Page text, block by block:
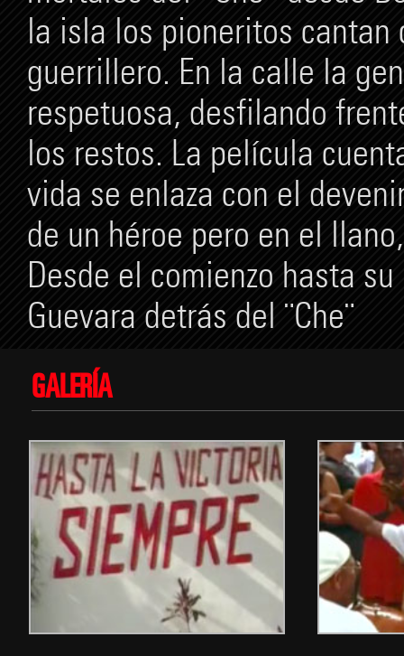
la isla los pioneritos
guerrillero. En la calle la
respetuosa, desfilando
los restos. La película
vida se enlaza con el
de un héroe pero en el
Desde el comienzo hasta
Guevara detrás del ¨Che¨
GALERÍA